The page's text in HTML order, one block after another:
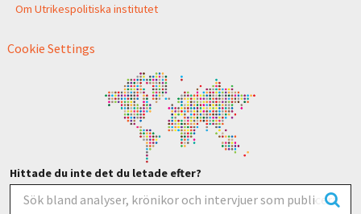
Om Utrikespolitiska institutet
Cookie Settings
Hittade du inte det du letade efter?